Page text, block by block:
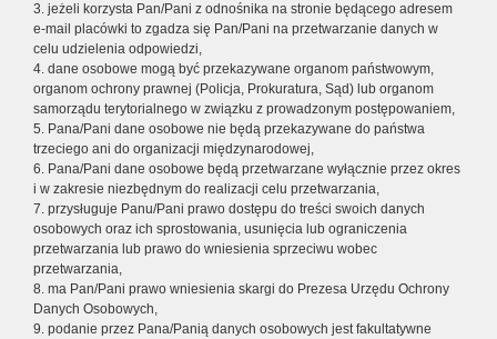
3. jeżeli korzysta Pan/Pani z odnośnika na stronie będącego adresem
e-mail placówki to zgadza się Pan/Pani na przetwarzanie danych w
celu udzielenia odpowiedzi,
4. dane osobowe mogą być przekazywane organom państwowym,
organom ochrony prawnej (Policja, Prokuratura, Sąd) lub organom
samorządu terytorialnego w związku z prowadzonym postępowaniem,
5. Pana/Pani dane osobowe nie będą przekazywane do państwa
trzeciego ani do organizacji międzynarodowej,
6. Pana/Pani dane osobowe będą przetwarzane wyłącznie przez okres
i w zakresie niezbędnym do realizacji celu przetwarzania,
7. przysługuje Panu/Pani prawo dostępu do treści swoich danych
osobowych oraz ich sprostowania, usunięcia lub ograniczenia
przetwarzania lub prawo do wniesienia sprzeciwu wobec
przetwarzania,
8. ma Pan/Pani prawo wniesienia skargi do Prezesa Urzędu Ochrony
Danych Osobowych,
9. podanie przez Pana/Panią danych osobowych jest fakultatywne